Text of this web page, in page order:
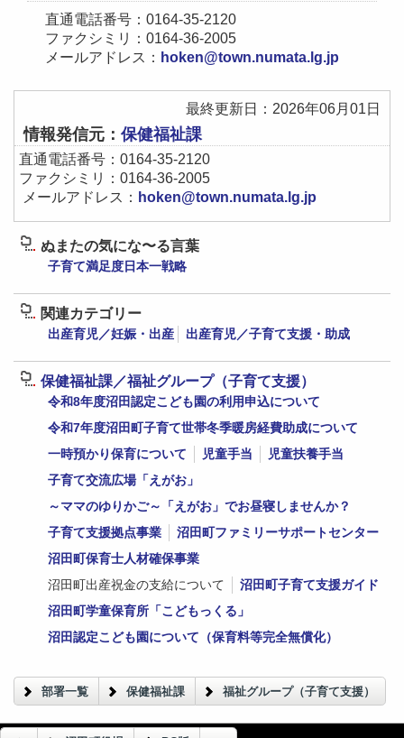
直通電話番号：0164-35‐2120
ファクシミリ：0164-36-2005
メールアドレス： hoken@town.numata.lg.jp
最終更新日：2026年06月01日
情報発信元： 保健福祉課
直通電話番号：0164-35‐2120
ファクシミリ：0164-36-2005
メールアドレス： hoken@town.numata.lg.jp
ぬまたの気にな〜る言葉
子育て満足度日本一戦略
関連カテゴリー
出産育児／妊娠・出産 出産育児／子育て支援・助成
保健福祉課／福祉グループ（子育て支援）
令和8年度沼田認定こども園の利用申込について
令和7年度沼田町子育て世帯冬季暖房経費助成について
一時預かり保育について
児童手当
児童扶養手当
子育て交流広場「えがお」
～ママのゆりかご～「えがお」でお昼寝しませんか？
子育て支援拠点事業
沼田町ファミリーサポートセンター
沼田町保育士人材確保事業
沼田町出産祝金の支給について
沼田町子育て支援ガイド
沼田町学童保育所「こどもっくる」
沼田認定こども園について（保育料等完全無償化）
部署一覧 保健福祉課 福祉グループ（子育て支援）